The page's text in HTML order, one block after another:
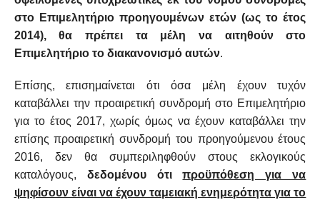
στο Επιμελητήριο προηγουμένων ετών (ως το έτος
2014), θα πρέπει τα μέλη να αιτηθούν στο
Επιμελητήριο το διακανονισμό αυτών.
Επίσης, επισημαίνεται ότι όσα μέλη έχουν τυχόν
καταβάλλει την προαιρετική συνδρομή στο Επιμελητήριο
για το έτος 2017, χωρίς όμως να έχουν καταβάλλει την
επίσης προαιρετική συνδρομή του προηγούμενου έτους
2016, δεν θα συμπεριληφθούν στους εκλογικούς
καταλόγους, δεδομένου ότιπροϋπόθεση για να
ψηφίσουν είναι να έχουν ταμειακή ενημερότητα για το